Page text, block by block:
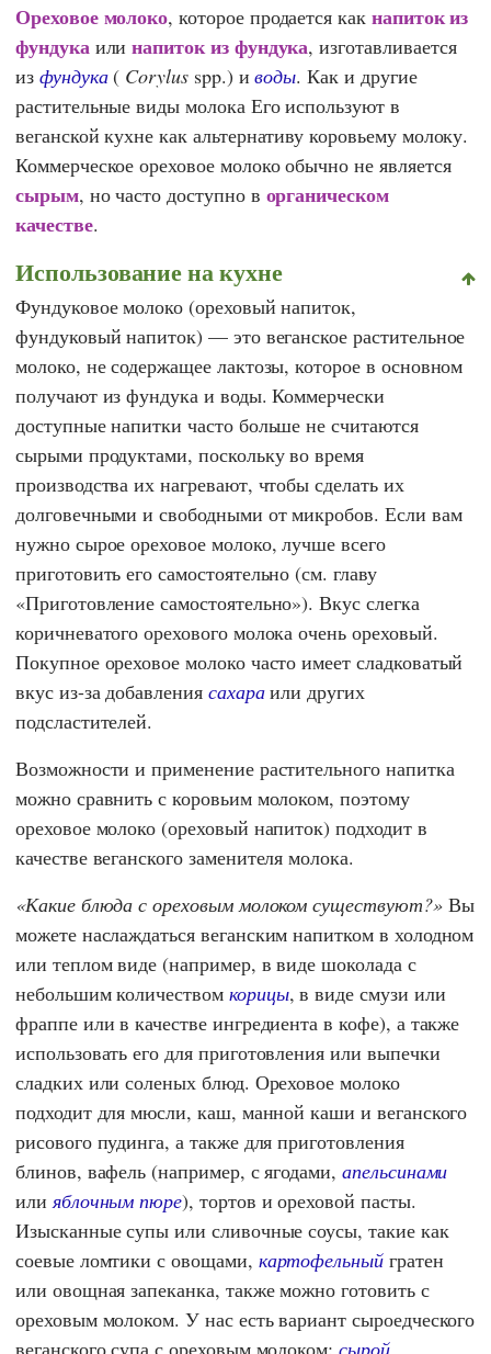
Ореховое молоко, которое продается как напиток из
фундука илинапиток из фундука, изготавливается
из фундука( Corylusspp.) иводы. Как и другие
растительные виды молока Его используют в
веганской кухне как альтернативу коровьему молоку.
Коммерческое ореховое молоко обычно не является
сырым, но часто доступно в органическом
качестве.
Использование на кухне
Фундуковое молоко (ореховый напиток,
фундуковый напиток) — это веганское растительное
молоко, не содержащее лактозы, которое в основном
получают из фундука и воды. Коммерчески
доступные напитки часто больше не считаются
сырыми продуктами, поскольку во время
производства их нагревают, чтобы сделать их
долговечными и свободными от микробов. Если вам
нужно сырое ореховое молоко, лучше всего
приготовить его самостоятельно (см. главу
«Приготовление самостоятельно»). Вкус слегка
коричневатого орехового молока очень ореховый.
Покупное ореховое молоко часто имеет сладковатый
вкус из-за добавления сахараили других
подсластителей.
Возможности и применение растительного напитка
можно сравнить с коровьим молоком, поэтому
ореховое молоко (ореховый напиток) подходит в
качестве веганского заменителя молока.
Какие блюда с ореховым молоком существуют? Вы
можете наслаждаться веганским напитком в холодном
или теплом виде (например, в виде шоколада с
небольшим количеством корицы, в виде смузи или
фраппе или в качестве ингредиента в кофе), а также
использовать его для приготовления или выпечки
сладких или соленых блюд. Ореховое молоко
подходит для мюсли, каш, манной каши и веганского
рисового пудинга, а также для приготовления
блинов, вафель (например, с ягодами,апельсинами
илияблочным пюре), тортов и ореховой пасты.
Изысканные супы или сливочные соусы, такие как
соевые ломтики с овощами, картофельныйгратен
или овощная запеканка, также можно готовить с
ореховым молоком. У нас есть вариант сыроедческого
веганского супа с ореховым молоком:сырой